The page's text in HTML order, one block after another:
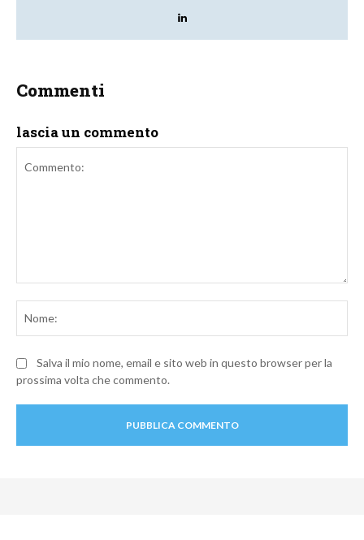
Commenti
lascia un commento
Salva il mio nome, email e sito web in questo browser per la
prossima volta che commento.